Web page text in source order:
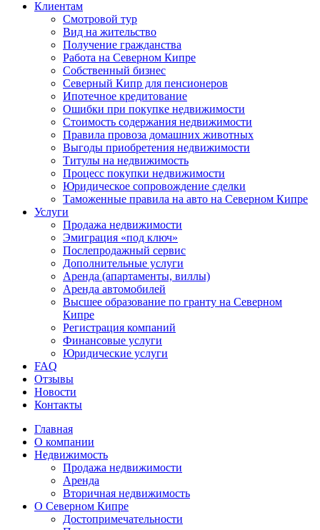
Клиентам
Смотровой тур
Вид на жительство
Получение гражданства
Работа на Северном Кипре
Собственный бизнес
Северный Кипр для пенсионеров
Ипотечное кредитование
Ошибки при покупке недвижимости
Стоимость содержания недвижимости
Правила провоза домашних животных
Выгоды приобретения недвижимости
Титулы на недвижимость
Процесс покупки недвижимости
Юридическое сопровождение сделки
Таможенные правила на авто на Северном Кипре
Услуги
Продажа недвижимости
Эмиграция «под ключ»
Послепродажный сервис
Дополнительные услуги
Аренда (апартаменты, виллы)
Аренда автомобилей
Высшее образование по гранту на Северном
Кипре
Регистрация компаний
Финансовые услуги
Юридические услуги
FAQ
Отзывы
Новости
Контакты
Главная
О компании
Недвижимость
Продажа недвижимости
Аренда
Вторичная недвижимость
О Северном Кипре
Достопримечательности